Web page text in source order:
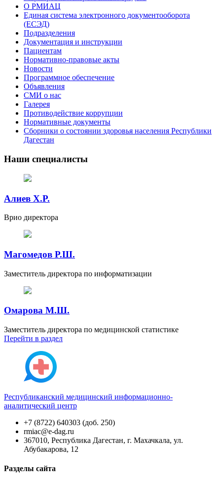
О РМИАЦ
Единая система электронного документооборота
(ЕСЭД)
Подразделения
Документация и инструкции
Пациентам
Нормативно-правовые акты
Новости
Программное обеспечение
Объявления
СМИ о нас
Галерея
Противодействие коррупции
Нормативные документы
Сборники о состоянии здоровья населения Республики
Дагестан
Наши специалисты
Алиев Х.Р.
Врио директора
Магомедов Р.Ш.
Заместитель директора по информатизации
Омарова М.Ш.
Заместитель директора по медицинской статистике
Перейти в раздел
Республиканский медицинский информационно-
аналитический центр
+7 (8722) 640303 (доб. 250)
rmiac@e-dag.ru
367010, Республика Дагестан, г. Махачкала, ул.
Абубакарова, 12
Разделы сайта